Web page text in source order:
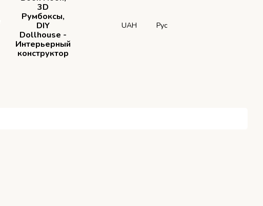
3D
Румбоксы,
DIY
Dollhouse -
Интерьерный
конструктор
UAH Рус